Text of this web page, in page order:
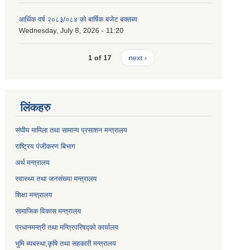
आर्थिक वर्ष २०८३/०८४ को बार्षिक बजेट बक्तब्य
Wednesday, July 8, 2026 - 11:20
1 of 17 next ›
लिंकहरु
संघीय मामिला तथा सामान्य प्रसाशन मन्त्रालय
राष्ट्रिय पंजीकरण बिभाग
अर्थ मन्त्रालय
स्वास्थ्य तथा जनसंख्या मन्त्रालय
शिक्षा मन्त्रालय
सामाजिक विकास मन्त्रालय
प्रधानमन्त्री तथा मन्त्रिपरिषद्को कार्यालय
भुमि ब्यबस्था,कृषि तथा सहकारी मन्त्रालय